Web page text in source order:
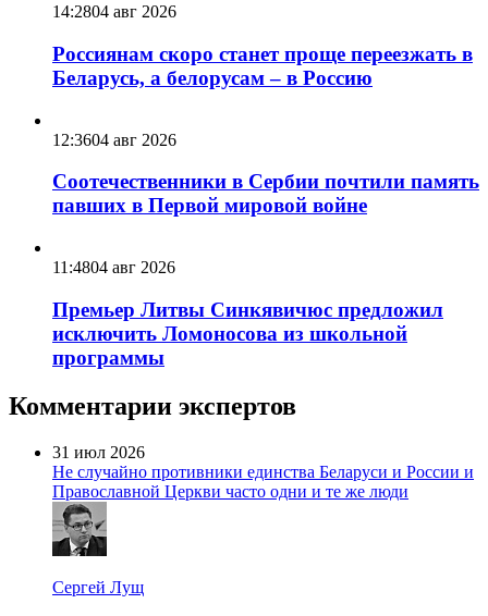
14:2804 авг 2026
Россиянам скоро станет проще переезжать в
Беларусь, а белорусам – в Россию
12:3604 авг 2026
Соотечественники в Сербии почтили память
павших в Первой мировой войне
11:4804 авг 2026
Премьер Литвы Синкявичюс предложил
исключить Ломоносова из школьной
программы
Комментарии экспертов
31 июл 2026
Не случайно противники единства Беларуси и России и
Православной Церкви часто одни и те же люди
Сергей Лущ